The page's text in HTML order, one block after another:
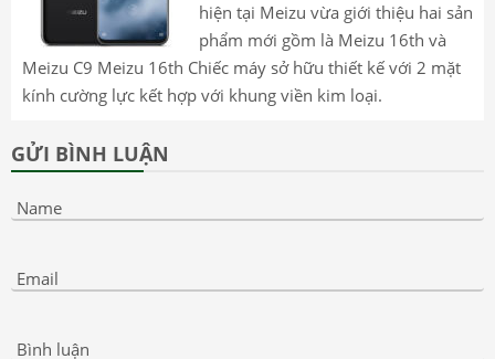
hiện tại Meizu vừa giới thiệu hai sản
phẩm mới gồm là Meizu 16th và
Meizu C9 Meizu 16th Chiếc máy sở hữu thiết kế với 2 mặt
kính cường lực kết hợp với khung viền kim loại.
GỬI BÌNH LUẬN
Name
Email
Bình luận